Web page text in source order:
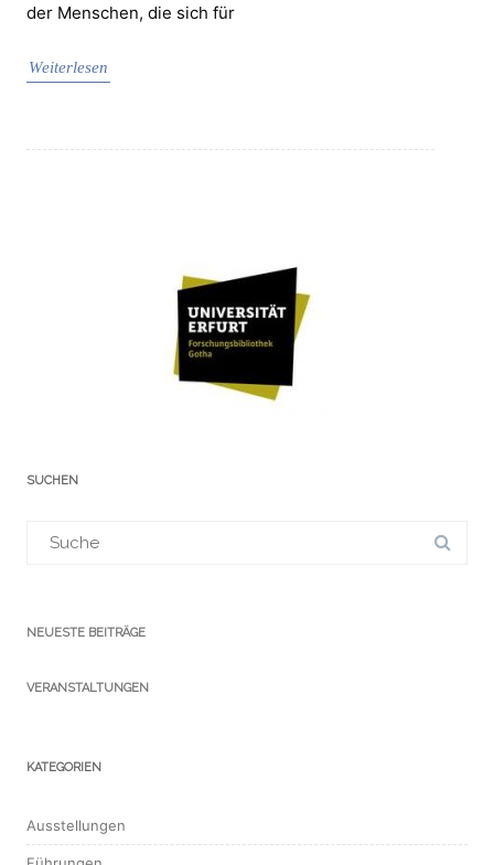
der Menschen, die sich für
Weiterlesen
SUCHEN
für:
NEUESTE BEITRÄGE
VERANSTALTUNGEN
KATEGORIEN
Ausstellungen